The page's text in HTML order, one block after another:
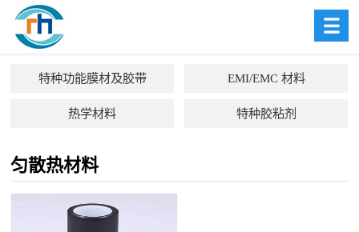
特种功能膜材及胶带 EMI/EMC 材料
热学材料 特种胶粘剂
匀散热材料